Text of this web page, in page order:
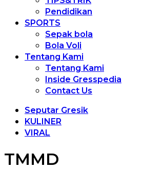
Pendidikan
SPORTS
Sepak bola
Bola Voli
Tentang Kami
Tentang Kami
Inside Gresspedia
Contact Us
Seputar Gresik
KULINER
VIRAL
TMMD